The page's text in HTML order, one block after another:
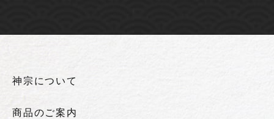
神宗について
商品のご案内